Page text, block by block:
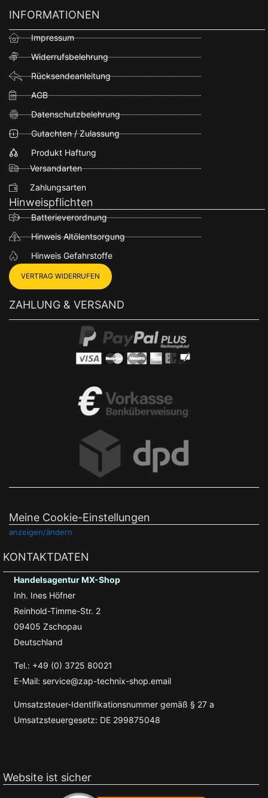
INFORMATIONEN
Impressum
Widerrufsbelehrung
Rücksendeanleitung
AGB
Datenschutzbelehrung
Gutachten / Zulassung
Produkt Haftung
Versandarten
Zahlungsarten
Hinweispflichten
Batterieverordnung
Hinweis Altölentsorgung
Hinweis Gefahrstoffe
VERTRAG WIDERRUFEN
ZAHLUNG & VERSAND
Meine Cookie-Einstellungen
anzeigen/ändern
KONTAKTDATEN
Handelsagentur MX-Shop
Inh. Ines Höfner
Reinhold-Timme-Str. 2
09405 Zschopau
Deutschland
Tel.: +49 (0) 3725 80021
E-Mail: service@zap-technix-shop.email
Umsatzsteuer-Identifikationsnummer gemäß § 27 a
Umsatzsteuergesetz: DE 299875048
Website ist sicher